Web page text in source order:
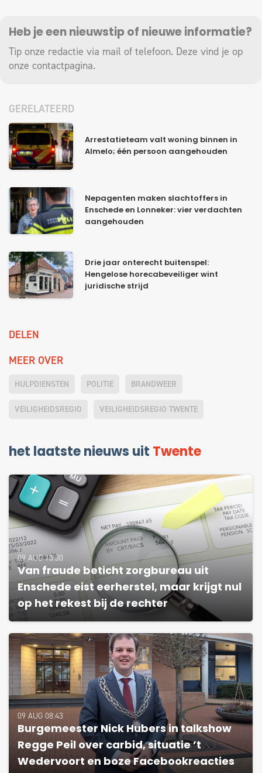
Heb je een nieuwstip of nieuwe informatie?
Tip onze redactie via mail of telefoon. Deze vind je op
onze contactpagina.
GERELATEERD
Arrestatieteam valt woning binnen in
Almelo; één persoon aangehouden
Nepagenten maken slachtoffers in
Enschede en Lonneker: vier verdachten
aangehouden
Drie jaar onterecht buitenspel:
Hengelose horecabeveiliger wint
juridische strijd
DELEN
MEER OVER
HULPDIENSTEN POLITIE BRANDWEER
VEILIGHEIDSREGIO VEILIGHEIDSREGIO TWENTE
het laatste nieuws uit Twente
09 AUG 13:30
Van fraude beticht zorgbureau uit
Enschede eist eerherstel, maar krijgt nul
op het rekest bij de rechter
09 AUG 08:43
Burgemeester Nick Hubers in talkshow
Regge Peil over carbid, situatie ’t
Wedervoort en boze Facebookreacties